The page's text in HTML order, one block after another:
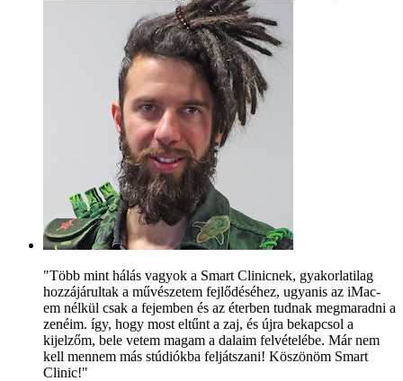
"Több mint hálás vagyok a Smart Clinicnek, gyakorlatilag
hozzájárultak a művészetem fejlődéséhez, ugyanis az iMac-
em nélkül csak a fejemben és az éterben tudnak megmaradni a
zenéim. így, hogy most eltűnt a zaj, és újra bekapcsol a
kijelzőm, bele vetem magam a dalaim felvételébe. Már nem
kell mennem más stúdiókba feljátszani! Köszönöm Smart
Clinic!"